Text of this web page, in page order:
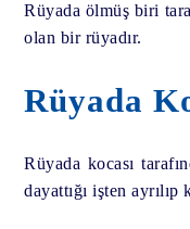
Rüyada ölmüş biri
olan bir rüyadır.
Rüyada
Rüyada kocası
dayattığı işten